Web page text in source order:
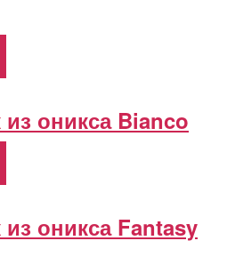
оникса Bianco
оникса Fantasy